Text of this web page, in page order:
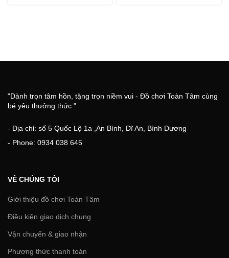
"Dành trọn tâm hồn, tặng trọn niềm vui - Đồ chơi Toàn Tâm cùng
bé yêu thưởng thức "
- Địa chỉ: số 5 Quốc Lộ 1a ,An Bình, Dĩ An, Bình Dương
- Phone: 0934 038 645
VỀ CHÚNG TÔI
Giới thiệu đồ chơi Toàn Tâm
Điều kiện giao dịch chung
Vận chuyển & giao nhận
Phương thức thanh toán